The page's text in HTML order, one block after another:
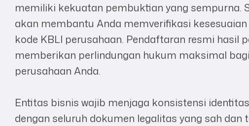
memiliki kekuatan pembuktian yang sempurna.
akan membantu Anda memverifikasi
kode KBLI perusahaan. Pendaftaran resmi hasil
memberikan perlindungan hukum maksimal
perusahaan Anda.
Entitas bisnis wajib menjaga konsistensi
dengan seluruh dokumen legalitas yang sah dan